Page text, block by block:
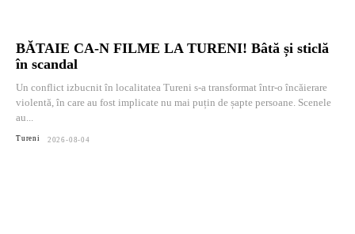
BĂTAIE CA-N FILME LA TURENI! Bâtă și sticlă
în scandal
Un conflict izbucnit în localitatea Tureni s-a transformat într-o încăierare
violentă, în care au fost implicate nu mai puțin de șapte persoane. Scenele
au...
Tureni 2026-08-04